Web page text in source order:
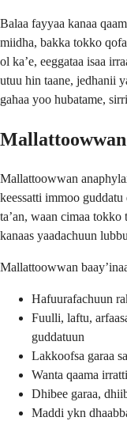
Balaa fayyaa kanaa
miidha, bakka tokko
ol ka’e, eeggataa isaa
utuu hin taane, jedhanii
gahaa yoo hubatame,
Mallattoowwan
keessatti immoo
ta’an, waan cimaa
kanaas yaadachuun
Mallattoowwan
Hafuurafachuun
Fuulli, laftu,
guddatuun
Lakkoofsa garaa
Wanta qaama
Dhibee garaa,
Maddi ykn